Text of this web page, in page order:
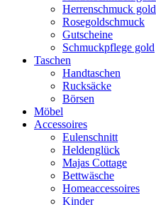
Herrenschmuck gold
Rosegoldschmuck
Gutscheine
Schmuckpflege gold
Taschen
Handtaschen
Rucksäcke
Börsen
Möbel
Accessoires
Eulenschnitt
Heldenglück
Majas Cottage
Bettwäsche
Homeaccessoires
Kinder